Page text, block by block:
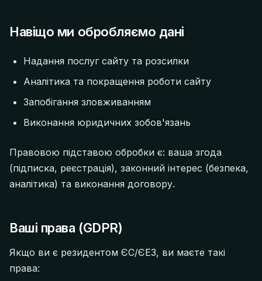
Навіщо ми обробляємо дані
Надання послуг сайту та розсилки
Аналітика та покращення роботи сайту
Запобігання зловживанням
Виконання юридичних зобов'язань
Правовою підставою обробки є: ваша згода
(підписка, реєстрація), законний інтерес (безпека,
аналітика) та виконання договору.
Ваші права (GDPR)
Якщо ви є резидентом ЄС/ЄЕЗ, ви маєте такі
права: